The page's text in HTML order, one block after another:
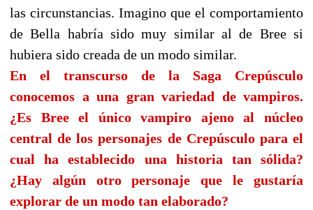
las circunstancias. Imagino que el comportamiento
de Bella habría sido muy similar al de Bree si
hubiera sido creada de un modo similar.
En el transcurso de la Saga Crepúsculo
conocemos a una gran variedad de vampiros.
¿Es Bree el único vampiro ajeno al núcleo
central de los personajes de Crepúsculo para el
cual ha establecido una historia tan sólida?
¿Hay algún otro personaje que le gustaría
explorar de un modo tan elaborado?